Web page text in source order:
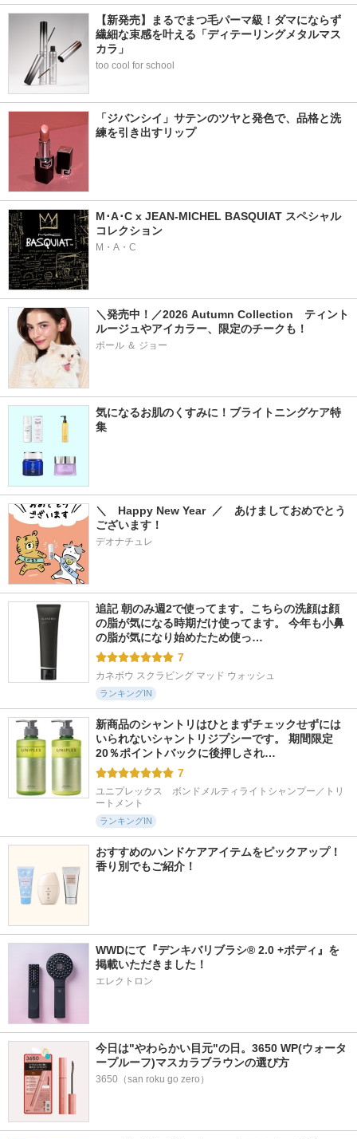
【新発売】まるでまつ毛パーマ級！ダマにならず
繊細な束感を叶える「ディテーリングメタルマス
カラ」
too cool for school
「ジバンシイ」サテンのツヤと発色で、品格と洗
練を引き出すリップ
M･A･C x JEAN-MICHEL BASQUIAT スペシャル
コレクション
M・A・C
＼発売中！／2026 Autumn Collection　ティント
ルージュやアイカラー、限定のチークも！
ポール ＆ ジョー
気になるお肌のくすみに！ブライトニングケア特
集
＼　Happy New Year  ／　あけましておめでとう
ございます！
デオナチュレ
追記 朝のみ週2で使ってます。こちらの洗顔は顔
の脂が気になる時期だけ使ってます。 今年も小鼻
の脂が気になり始めたため使っ…
7
カネボウ スクラビング マッド ウォッシュ
ランキングIN
新商品のシャントリはひとまずチェックせずには
いられないシャントリジプシーです。 期間限定
20％ポイントバックに後押しされ…
7
ユニプレックス　ボンドメルティライトシャンプー／トリ
ートメント
ランキングIN
おすすめのハンドケアアイテムをピックアップ！
香り別でもご紹介！
WWDにて『デンキバリブラシ® 2.0 +ボディ』を
掲載いただきました！
エレクトロン
今日は"やわらかい目元"の日。3650 WP(ウォータ
ープルーフ)マスカラブラウンの選び方
3650（san roku go zero）